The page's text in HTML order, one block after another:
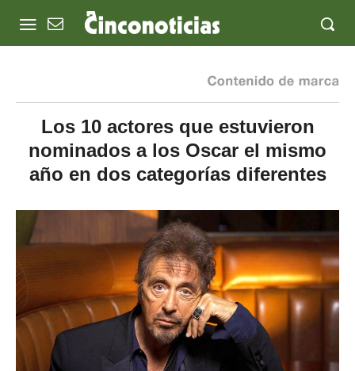
Los 10 actores que estuvieron
nominados a los Oscar el mismo
año en dos categorías diferentes